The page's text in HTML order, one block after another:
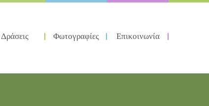
Δράσεις Φωτογραφίες Επικοινωνία